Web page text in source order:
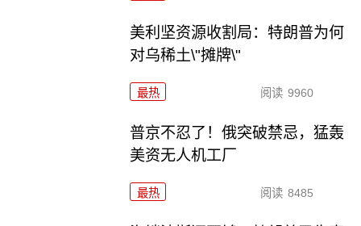
美利坚资源收割局：特朗普为何
对乌稀土\"摊牌\"
最热 阅读 9960
普京不忍了！俄突破禁忌，猛轰
美资无人机工厂
最热 阅读 8485